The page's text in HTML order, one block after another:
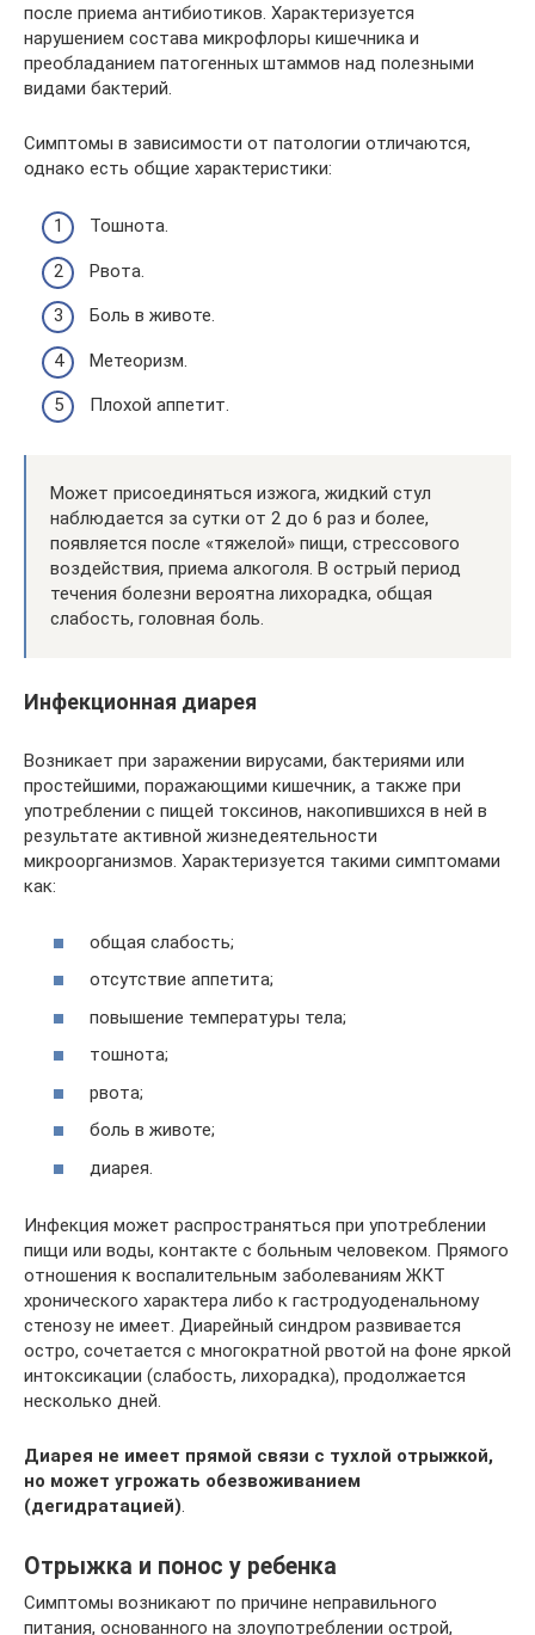
после приема антибиотиков. Характеризуется
нарушением состава микрофлоры кишечника и
преобладанием патогенных штаммов над полезными
видами бактерий.
Симптомы в зависимости от патологии отличаются,
однако есть общие характеристики:
Тошнота.
Рвота.
Боль в животе.
Метеоризм.
Плохой аппетит.
Может присоединяться изжога, жидкий стул
наблюдается за сутки от 2 до 6 раз и более,
появляется после «тяжелой» пищи, стрессового
воздействия, приема алкоголя. В острый период
течения болезни вероятна лихорадка, общая
слабость, головная боль.
Инфекционная диарея
Возникает при заражении вирусами, бактериями или
простейшими, поражающими кишечник, а также при
употреблении с пищей токсинов, накопившихся в ней в
результате активной жизнедеятельности
микроорганизмов. Характеризуется такими симптомами
как:
общая слабость;
отсутствие аппетита;
повышение температуры тела;
тошнота;
рвота;
боль в животе;
диарея.
Инфекция может распространяться при употреблении
пищи или воды, контакте с больным человеком. Прямого
отношения к воспалительным заболеваниям ЖКТ
хронического характера либо к гастродуоденальному
стенозу не имеет. Диарейный синдром развивается
остро, сочетается с многократной рвотой на фоне яркой
интоксикации (слабость, лихорадка), продолжается
несколько дней.
Диарея не имеет прямой связи с тухлой отрыжкой,
но может угрожать обезвоживанием
(дегидратацией)
Отрыжка и понос у ребенка
Симптомы возникают по причине неправильного
питания, основанного на злоупотреблении острой,